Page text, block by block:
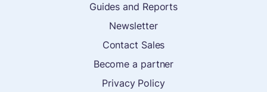
Guides and Reports
Newsletter
Contact Sales
Become a partner
Privacy Policy